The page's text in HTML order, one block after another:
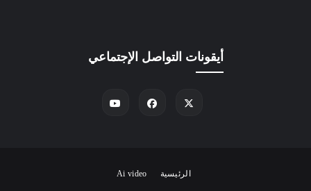
أيقونات التواصل الإجتماعي
الرئيسية Ai video